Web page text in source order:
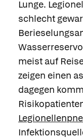
Lunge.
schlecht
meist auf
zeigen einen
dagegen